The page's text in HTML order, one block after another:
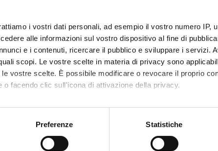
i vostri dati personali, ad esempio il vostro numero IP,
alle informazioni sul vostro dispositivo al fine di
e i contenuti, ricercare il pubblico e sviluppare i servizi.
scopi. Le vostre scelte in materia di privacy sono
vostre scelte. È possibile modificare o revocare il proprio
o facendo clic sull'icona di attivazione della privacy.
anche:
sulla tua posizione geografica, con un'approssimazione di
Preferenze Statistiche